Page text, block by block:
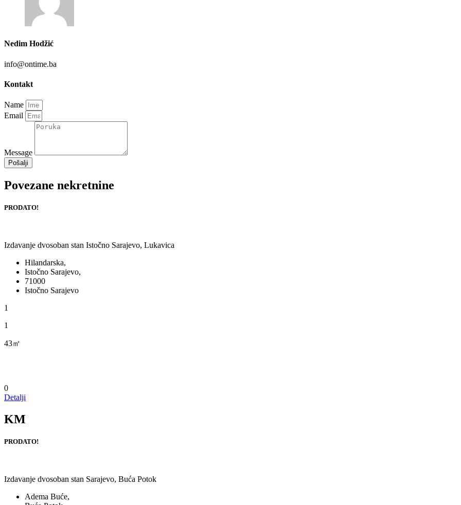
Nedim Hodžić
info@ontime.ba
Kontakt
Name
Email
Message
Pošalji
Povezane nekretnine
PRODATO!
Izdavanje dvosoban stan Istočno Sarajevo, Lukavica
Hilandarska,
Istočno Sarajevo,
71000
Istočno Sarajevo
1
1
43㎡
0
Detalji
KM
PRODATO!
Izdavanje dvosoban stan Sarajevo, Buća Potok
Adema Buće,